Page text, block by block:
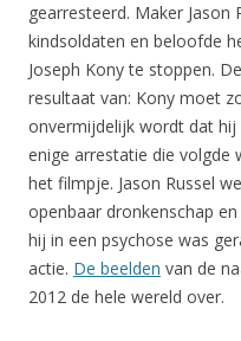
gearresteerd. Maker
kindsoldaten en beloofde
Joseph Kony te stoppen.
resultaat van: Kony moet
onvermijdelijk wordt dat
enige arrestatie die volgde
het filmpje. Jason Russel
openbaar dronkenschap
hij in een psychose was
actie. De beelden van de
2012 de hele wereld over.